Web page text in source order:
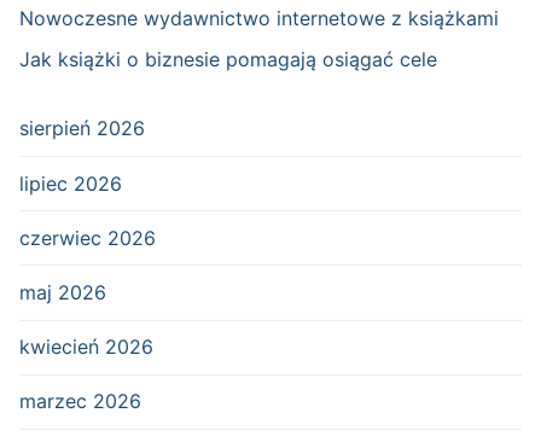
Nowoczesne wydawnictwo internetowe z książkami
Jak książki o biznesie pomagają osiągać cele
sierpień 2026
lipiec 2026
czerwiec 2026
maj 2026
kwiecień 2026
marzec 2026